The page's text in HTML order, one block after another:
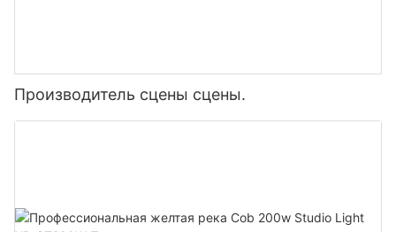
Производитель сцены сцены.